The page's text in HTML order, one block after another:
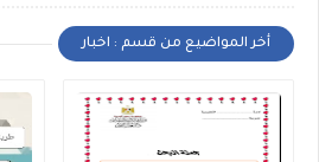
أخر المواضيع من قسم : اخبار